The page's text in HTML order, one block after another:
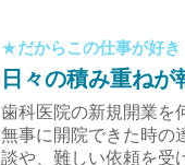
​★だからこの仕事が好
日々の積み重ねが
歯科医院の新規開業を
無事に開院できた時の
談や、難しい依頼を受